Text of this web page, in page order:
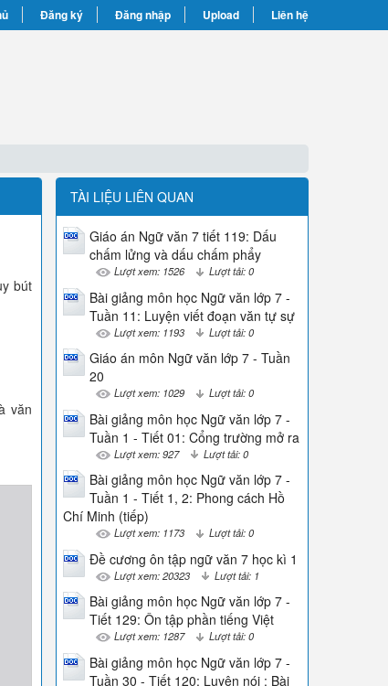
Đăng ký Đăng nhập Upload Liên hệ
bút
văn
TÀI LIỆU LIÊN QUAN
Giáo án Ngữ văn 7 tiết 119: Dấu
chấm lửng và dấu chấm phẩy
Lượt xem: 1526 Lượt tải: 0
Bài giảng môn học Ngữ văn lớp 7 -
Tuần 11: Luyện viết đoạn văn tự sự
Lượt xem: 1193 Lượt tải: 0
Giáo án môn Ngữ văn lớp 7 - Tuần
20
Lượt xem: 1029 Lượt tải: 0
Bài giảng môn học Ngữ văn lớp 7 -
Tuần 1 - Tiết 01: Cổng trường mở ra
Lượt xem: 927 Lượt tải: 0
Bài giảng môn học Ngữ văn lớp 7 -
Tuần 1 - Tiết 1, 2: Phong cách Hồ
Chí Minh (tiếp)
Lượt xem: 1173 Lượt tải: 0
Đề cương ôn tập ngữ văn 7 học kì 1
Lượt xem: 20323 Lượt tải: 1
Bài giảng môn học Ngữ văn lớp 7 -
Tiết 129: Ôn tập phần tiếng Việt
Lượt xem: 1287 Lượt tải: 0
Bài giảng môn học Ngữ văn lớp 7 -
Tuần 30 - Tiết 120: Luyện nói : Bài